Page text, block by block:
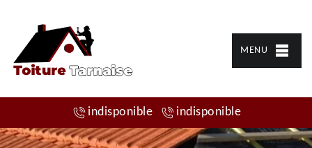
MENU
indisponible indisponible